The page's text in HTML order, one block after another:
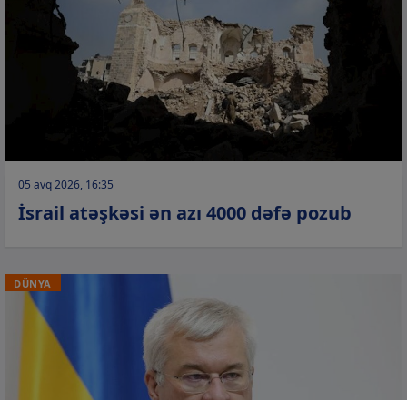
05 avq 2026, 16:35
İsrail atəşkəsi ən azı 4000 dəfə pozub
DÜNYA